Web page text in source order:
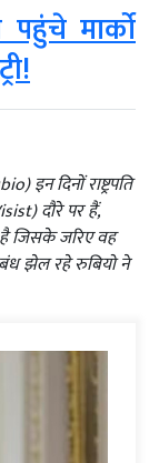
मार्को
इन दिनों राष्ट्रपति
दौरे पर हैं,
है जिसके जरिए वह
झेल रहे रुबियो ने